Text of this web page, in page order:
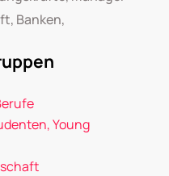
Banken,
Young